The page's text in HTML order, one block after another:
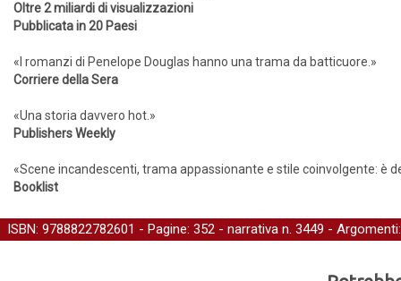
Oltre 2 miliardi di visualizzazioni
Pubblicata in 20 Paesi
«I romanzi di Penelope Douglas hanno una trama da batticuore.»
Corriere della Sera
«Una storia davvero hot.»
Publishers Weekly
«Scene incandescenti, trama appassionante e stile coinvolgente: è
Booklist
ISBN: 9788822782601 - Pagine: 352 - narrativa n. 3449 -